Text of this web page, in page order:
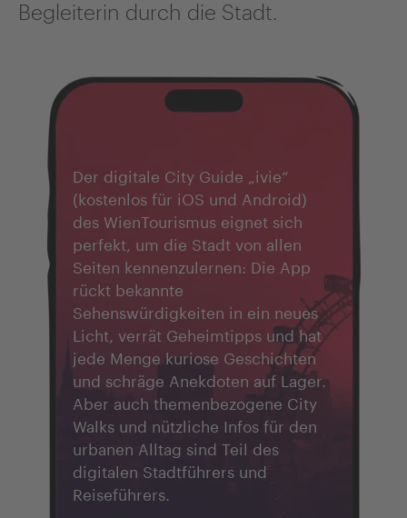
Begleiterin durch die Stadt.
Der digitale City Guide „ivie“
(kostenlos für iOS und Android)
des WienTourismus eignet sich
perfekt, um die Stadt von allen
Seiten kennenzulernen: Die App
rückt bekannte
Sehenswürdigkeiten in ein neues
Licht, verrät Geheimtipps und hat
jede Menge kuriose Geschichten
und schräge Anekdoten auf Lager.
Aber auch themenbezogene City
Walks und nützliche Infos für den
urbanen Alltag sind Teil des
digitalen Stadtführers und
Reiseführers.